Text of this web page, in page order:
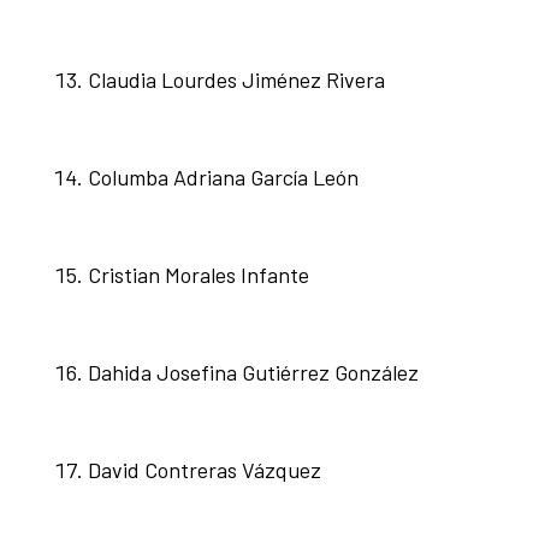
Claudia Lourdes Jiménez Rivera
Columba Adriana García León
Cristian Morales Infante
Dahida Josefina Gutiérrez González
David Contreras Vázquez